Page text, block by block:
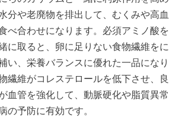
分や老廃物を排出して、むくみや高血
べ合わせになります。必須アミノ酸を
に取ると、卵に足りない食物繊維をに
い、栄養バランスに優れた一品になり
繊維がコレステロールを低下させ、良
血管を強化して、動脈硬化や脂質異常
の予防に有効です。